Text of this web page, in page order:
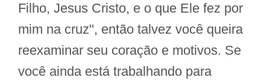
Filho, Jesus Cristo, e o que Ele fez por
mim na cruz", então talvez você queira
reexaminar seu coração e motivos. Se
você ainda está trabalhando para